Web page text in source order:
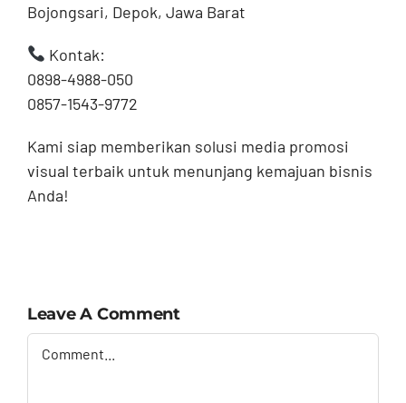
Bojongsari, Depok, Jawa Barat
Kontak:
0898-4988-050
0857-1543-9772
Kami siap memberikan solusi media promosi
visual terbaik untuk menunjang kemajuan bisnis
Anda!
Leave A Comment